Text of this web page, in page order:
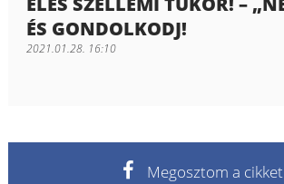
ÉS GONDOLKODJ!
2021.01.28. 16:10
Megosztom a cikket